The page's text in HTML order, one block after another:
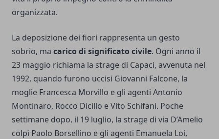
organizzata.
La deposizione dei fiori rappresenta un gesto
sobrio, ma carico di significato civile. Ogni anno il
23 maggio richiama la strage di Capaci, avvenuta nel
1992, quando furono uccisi Giovanni Falcone, la
moglie Francesca Morvillo e gli agenti Antonio
Montinaro, Rocco Dicillo e Vito Schifani. Poche
settimane dopo, il 19 luglio, la strage di via D’Amelio
colpì Paolo Borsellino e gli agenti Emanuela Loi,